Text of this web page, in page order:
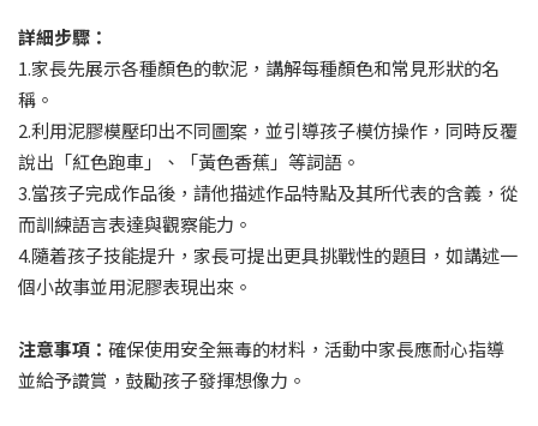
詳細步驟：
1.家長先展示各種顏色的軟泥，講解每種顏色和常見形狀的名
稱。
2.利用泥膠模壓印出不同圖案，並引導孩子模仿操作，同時反覆
說出「紅色跑車」、「黃色香蕉」等詞語。
3.當孩子完成作品後，請他描述作品特點及其所代表的含義，從
而訓練語言表達與觀察能力。
4.隨着孩子技能提升，家長可提出更具挑戰性的題目，如講述一
個小故事並用泥膠表現出來。
注意事項： 確保使用安全無毒的材料，活動中家長應耐心指導
並給予讚賞，鼓勵孩子發揮想像力。